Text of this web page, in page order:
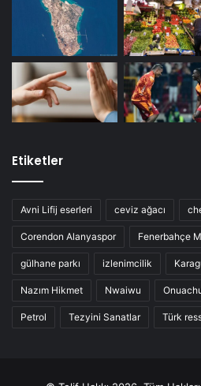
Etiketler
Avni Lifij eserleri ceviz ağacı
Corendon Alanyaspor Fenerbahçe
gülhane parkı izlenimcilik
Nazım Hikmet Nwaiwu
Petrol Tezyini Sanatlar Türk